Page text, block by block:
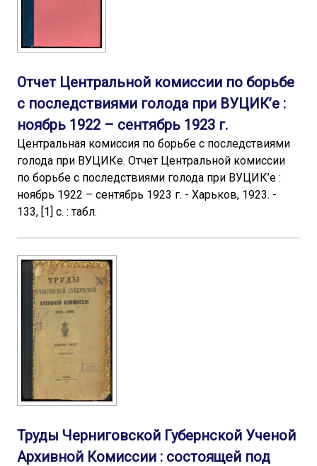
Отчет Центральной комиссии по борьбе
с последствиями голода при ВУЦИК’е :
ноябрь 1922 – сентябрь 1923 г.
Центральная комиссия по борьбе с последствиями
голода при ВУЦИКе. Отчет Центральной комиссии
по борьбе с последствиями голода при ВУЦИК’е :
ноябрь 1922 – сентябрь 1923 г. - Харьков, 1923. -
133, [1] с. : табл.
Труды Черниговской Губернской Ученой
Архивной Комиссии : состоящей под